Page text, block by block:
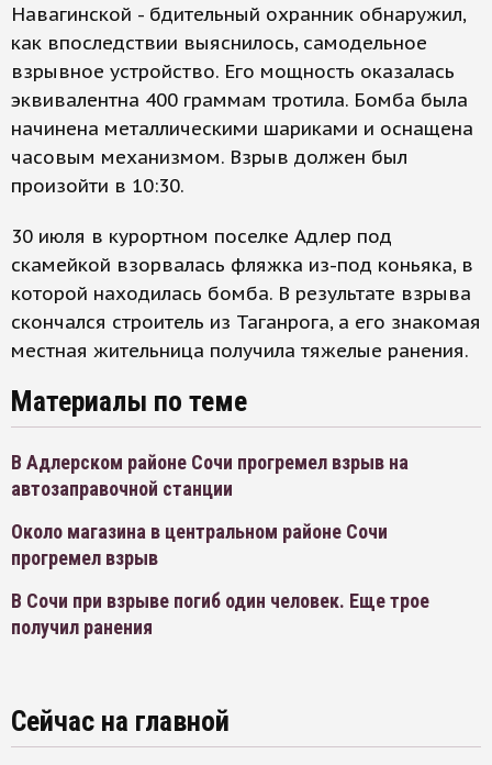
Навагинской - бдительный охранник обнаружил,
как впоследствии выяснилось, самодельное
взрывное устройство. Его мощность оказалась
эквивалентна 400 граммам тротила. Бомба была
начинена металлическими шариками и оснащена
часовым механизмом. Взрыв должен был
произойти в 10:30.
30 июля в курортном поселке Адлер под
скамейкой взорвалась фляжка из-под коньяка, в
которой находилась бомба. В результате взрыва
скончался строитель из Таганрога, а его знакомая
местная жительница получила тяжелые ранения.
Материалы по теме
В Адлерском районе Сочи прогремел взрыв на
автозаправочной станции
Около магазина в центральном районе Сочи
прогремел взрыв
В Сочи при взрыве погиб один человек. Еще трое
получил ранения
Сейчас на главной